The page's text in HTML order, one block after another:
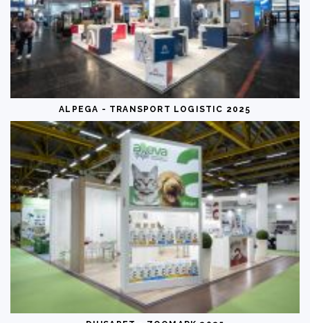
ALPEGA - TRANSPORT LOGISTIC 2025